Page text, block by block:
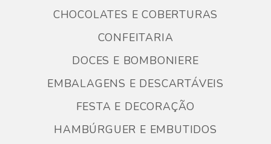
CHOCOLATES E COBERTURAS
CONFEITARIA
DOCES E BOMBONIERE
EMBALAGENS E DESCARTÁVEIS
FESTA E DECORAÇÃO
HAMBÚRGUER E EMBUTIDOS